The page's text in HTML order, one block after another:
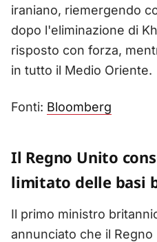
iraniano, riemergendo
dopo l'eliminazione di
risposto con forza,
in tutto il Medio Oriente.
Fonti: Bloomberg
Il Regno Unito
limitato delle basi
Il primo ministro
annunciato che il